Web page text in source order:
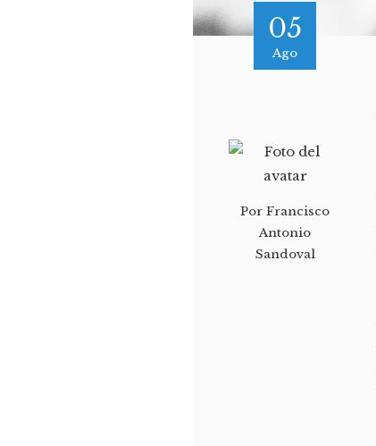
05
Ago
PorFrancisco
Antonio
Sandoval